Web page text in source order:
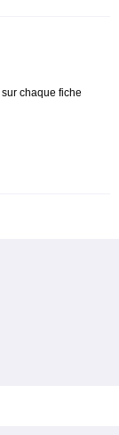
chaque fiche